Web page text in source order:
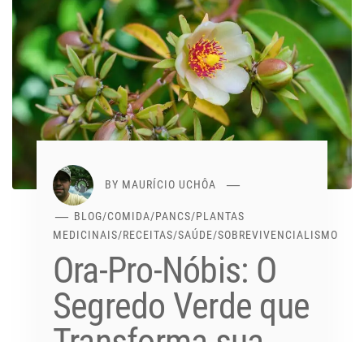
BY MAURÍCIO UCHÔA
BLOG/COMIDA/PANCS/PLANTAS
MEDICINAIS/RECEITAS/SAÚDE/SOBREVIVENCIALISMO
Ora-Pro-Nóbis: O
Segredo Verde que